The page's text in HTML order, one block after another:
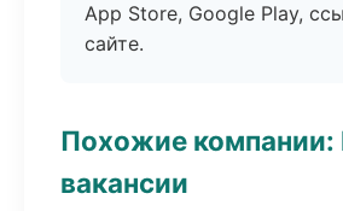
App Store, Google Play,
сайте.
Похожие компании:
вакансии